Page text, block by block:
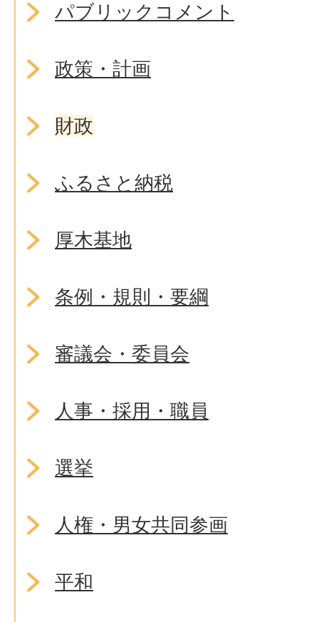
パブリックコメント
政策・計画
財政
ふるさと納税
厚木基地
条例・規則・要綱
審議会・委員会
人事・採用・職員
選挙
人権・男女共同参画
平和